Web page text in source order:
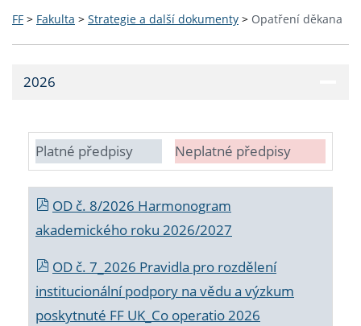
FF > Fakulta > Strategie a další dokumenty > Opatření děkana
2026
Platné předpisy Neplatné předpisy
OD č. 8/2026 Harmonogram
akademického roku 2026/2027
OD č. 7_2026 Pravidla pro rozdělení
institucionální podpory na vědu a výzkum
poskytnuté FF UK_Co operatio 2026